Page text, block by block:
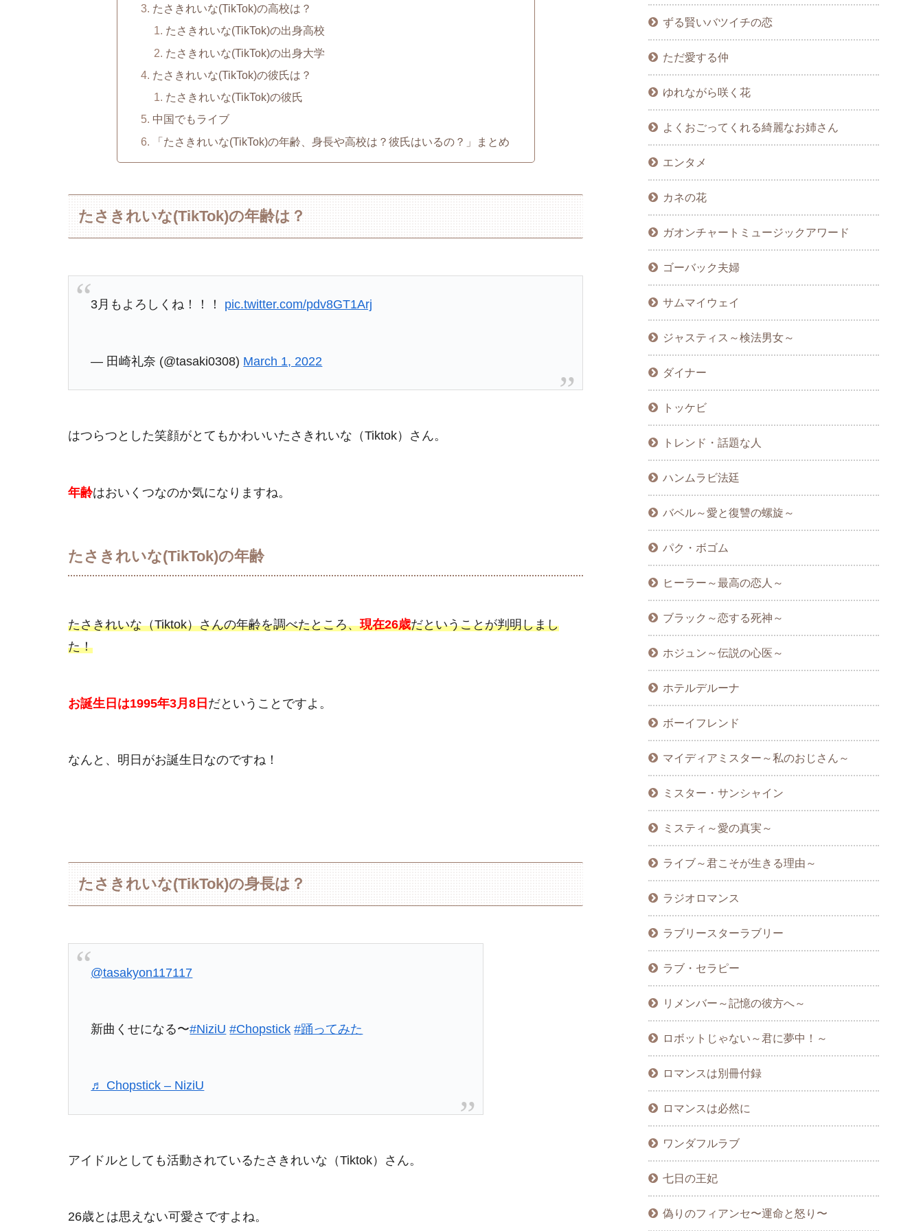
たさきれいな(TikTok)の高校は？
たさきれいな(TikTok)の出身高校
たさきれいな(TikTok)の出身大学
たさきれいな(TikTok)の彼氏は？
たさきれいな(TikTok)の彼氏
中国でもライブ
「たさきれいな(TikTok)の年齢、身長や高校は？彼氏はいるの？」まとめ
たさきれいな(TikTok)の年齢は？
3月もよろしくね！！！ pic.twitter.com/pdv8GT1Arj
— 田崎礼奈 (@tasaki0308) March 1, 2022
はつらつとした笑顔がとてもかわいいたさきれいな（Tiktok）さん。
年齢はおいくつなのか気になりますね。
たさきれいな(TikTok)の年齢
たさきれいな（Tiktok）さんの年齢を調べたところ、現在26歳だということが判明しまし
た！
お誕生日は1995年3月8日 だということですよ。
なんと、明日がお誕生日なのですね！
たさきれいな(TikTok)の身長は？
@tasakyon117117
新曲くせになる〜#NiziU #Chopstick #踊ってみた
♬ Chopstick – NiziU
アイドルとしても活動されているたさきれいな（Tiktok）さん。
26歳とは思えない可愛さですよね。
ずる賢いバツイチの恋
ただ愛する仲
ゆれながら咲く花
よくおごってくれる綺麗なお姉さん
エンタメ
カネの花
ガオンチャートミュージックアワード
ゴーバック夫婦
サムマイウェイ
ジャスティス～検法男女～
ダイナー
トッケビ
トレンド・話題な人
ハンムラビ法廷
バベル～愛と復讐の螺旋～
パク・ボゴム
ヒーラー～最高の恋人～
ブラック～恋する死神～
ホジュン～伝説の心医～
ホテルデルーナ
ボーイフレンド
マイディアミスター～私のおじさん～
ミスター・サンシャイン
ミスティ～愛の真実～
ライブ～君こそが生きる理由～
ラジオロマンス
ラブリースターラブリー
ラブ・セラピー
リメンバー～記憶の彼方へ～
ロボットじゃない～君に夢中！～
ロマンスは別冊付録
ロマンスは必然に
ワンダフルラブ
七日の王妃
偽りのフィアンセ〜運命と怒り〜